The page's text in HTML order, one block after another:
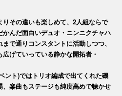
その違いも楽しめて、2人組ならで
んだ面白いデュオ・ニンニクチャハ
で通りコンスタントに活動しつつ、
げていっている静かな開拓者・
ント)ではトリオ編成で出てくれた磯
楽曲もステージも純度高めで聴かせ